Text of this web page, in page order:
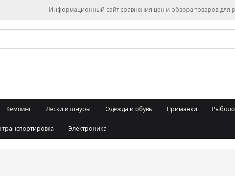
Информационный сайт сравнения цен и обзора товаров для
Кемпинг Лески и шнуры Одежда и обувь Приманки
Электроника